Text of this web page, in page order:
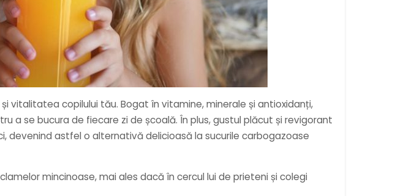
vitalitatea copilului tău. Bogat în vitamine, minerale și antioxidanți,
a se bucura de fiecare zi de școală. În plus, gustul plăcut și revigorant
devenind astfel o alternativă delicioasă la sucurile carbogazoase
mincinoase, mai ales dacă în cercul lui de prieteni și colegi